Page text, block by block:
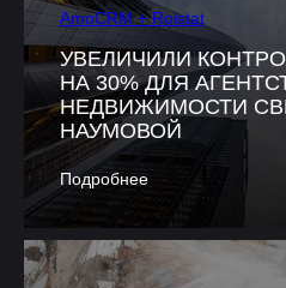
AmoCRM + Roistat
УВЕЛИЧИЛИ
НА 30% ДЛЯ
НЕДВИЖИМОСТИ
НАУМОВОЙ
Подробнее